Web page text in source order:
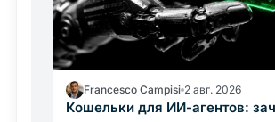
Francesco Campisi 2 авг. 2026
Кошельки для ИИ-агентов: